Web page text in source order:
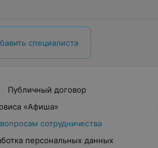
специалиста
Публичный договор
«Афиша»
сотрудничества
персональных данных